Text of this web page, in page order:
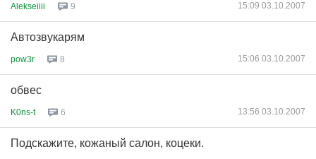
Alekseiiii 9 15:09 03.10.2007
Автозвукарям
pow3r 8 15:06 03.10.2007
обвес
K0ns-t 6 13:56 03.10.2007
Подскажите, кожаный салон, коцеки.